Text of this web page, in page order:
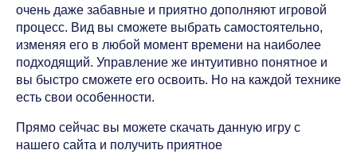
очень даже забавные и приятно дополняют игровой
процесс. Вид вы сможете выбрать самостоятельно,
изменяя его в любой момент времени на наиболее
подходящий. Управление же интуитивно понятное и
вы быстро сможете его освоить. Но на каждой технике
есть свои особенности.
Прямо сейчас вы можете скачать данную игру с
нашего сайта и получить приятное